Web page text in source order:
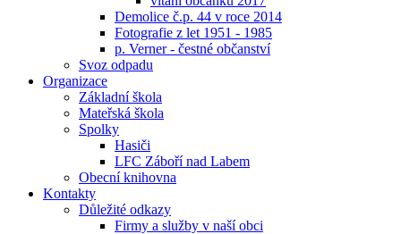
Demolice č.p. 44 v roce 2014
Fotografie z let 1951 - 1985
p. Verner - čestné občanství
Svoz odpadu
Organizace
Základní škola
Mateřská škola
Spolky
Hasiči
LFC Záboří nad Labem
Obecní knihovna
Kontakty
Důležité odkazy
Firmy a služby v naší obci